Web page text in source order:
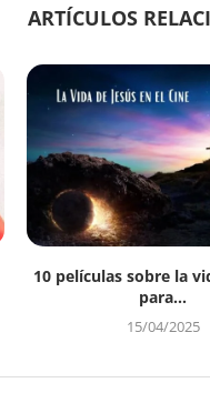
ARTÍCULOS
10 películas sobre la
para...
15/04/2025